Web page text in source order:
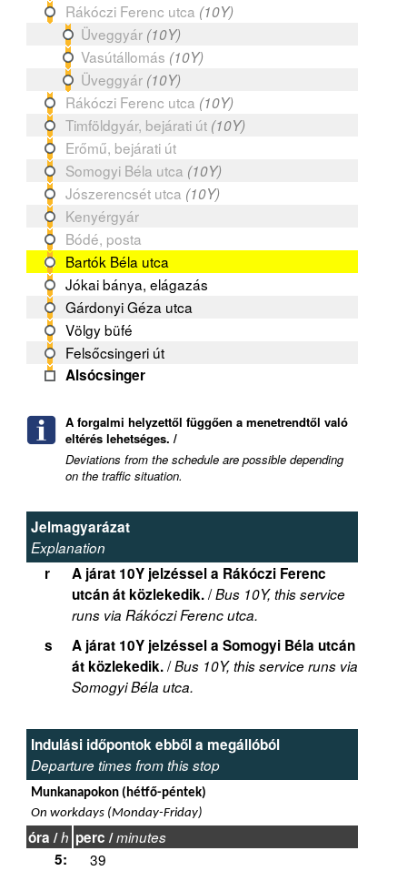
Rákóczi Ferenc utca (10Y)
Üveggyár (10Y)
Vasútállomás (10Y)
Üveggyár (10Y)
Rákóczi Ferenc utca (10Y)
Timföldgyár, bejárati út (10Y)
Erőmű, bejárati út
Somogyi Béla utca (10Y)
Jószerencsét utca (10Y)
Kenyérgyár
Bódé, posta
Bartók Béla utca
Jókai bánya, elágazás
Gárdonyi Géza utca
Völgy büfé
Felsőcsingeri út
Alsócsinger
A forgalmi helyzettől függően a menetrendtől való
eltérés lehetséges. /
Deviations from the schedule are possible depending
on the traffic situation.
Jelmagyarázat
Explanation
r
A járat 10Y jelzéssel a Rákóczi Ferenc
utcán át közlekedik./Bus 10Y, this service
runs via Rákóczi Ferenc utca.
s
A járat 10Y jelzéssel a Somogyi Béla utcán
át közlekedik./Bus 10Y, this service runs via
Somogyi Béla utca.
Indulási időpontok ebből a megállóból
Departure times from this stop
Munkanapokon (hétfő-péntek)
On workdays (Monday-Friday)
óra /h perc /minutes
5:
39